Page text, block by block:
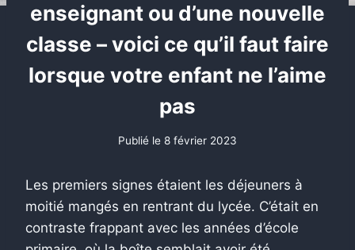
enseignant ou d’une nouvelle
classe – voici ce qu’il faut faire
lorsque votre enfant ne l’aime
pas
Publié le 8 février 2023
Les premiers signes étaient les déjeuners à
moitié mangés en rentrant du lycée. C’était en
contraste frappant avec les années d’école